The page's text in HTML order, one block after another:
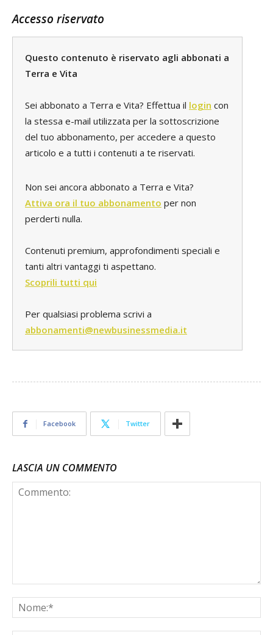
Accesso riservato
Questo contenuto è riservato agli abbonati a
Terra e Vita
Sei abbonato a Terra e Vita? Effettua il login con
la stessa e-mail utilizzata per la sottoscrizione
del tuo abbonamento, per accedere a questo
articolo e a tutti i contenuti a te riservati.
Non sei ancora abbonato a Terra e Vita?
Attiva ora il tuo abbonamento per non
perderti nulla.
Contenuti premium, approfondimenti speciali e
tanti altri vantaggi ti aspettano.
Scoprili tutti qui
Per qualsiasi problema scrivi a
abbonamenti@newbusinessmedia.it
Facebook Twitter
LASCIA UN COMMENTO